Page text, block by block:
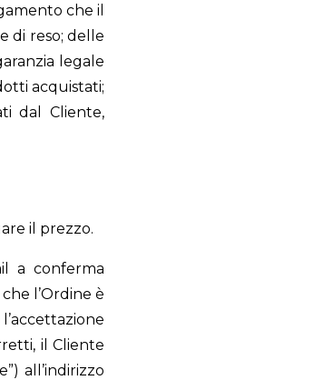
che il
di reso; delle
legale
acquistati;
dal Cliente,
il prezzo.
a conferma
l’Ordine è
il Cliente
all’indirizzo